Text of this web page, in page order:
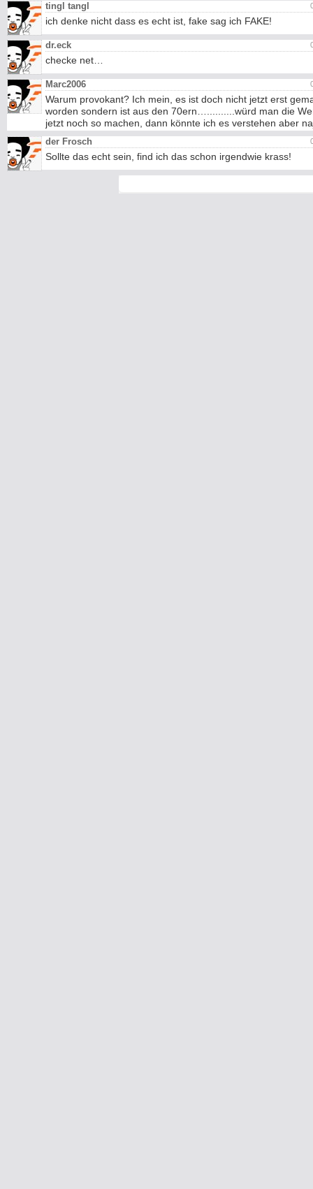
tingl tangl
ich denke nicht dass es echt ist, fake sag ich FAKE!
dr.eck
checke net…
Marc2006
Warum provokant? Ich mein, es ist doch nicht jetzt erst
worden sondern ist aus den 70ern…..........würd man die
jetzt noch so machen, dann könnte ich es verstehen aber
der Frosch
Sollte das echt sein, find ich das schon irgendwie krass!